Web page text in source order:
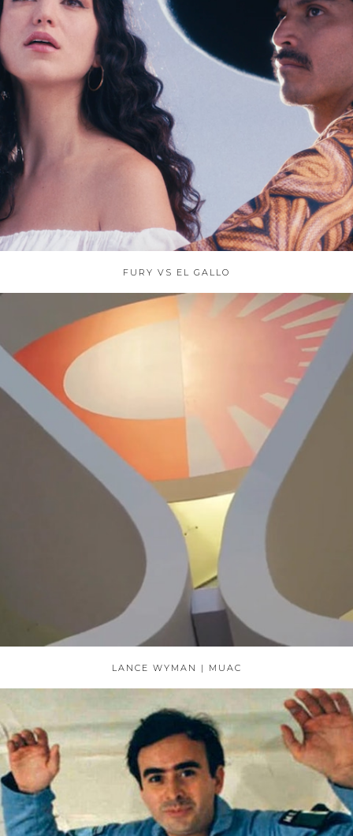
FURY VS EL GALLO
LANCE WYMAN | MUAC